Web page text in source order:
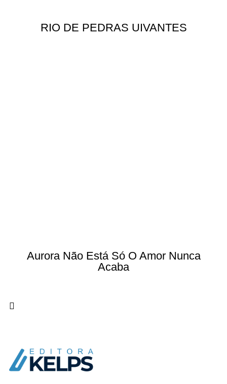
RIO DE PEDRAS UIVANTES
Aurora Não Está Só O Amor Nunca
Acaba